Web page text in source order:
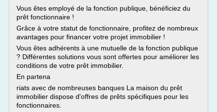
Vous êtes employé de la fonction publique, bénéficiez du
prêt fonctionnaire !
Grâce à votre statut de fonctionnaire, profitez de nombreux
avantages pour financer votre projet immobilier !
Vous êtes adhérents à une mutuelle de la fonction publique
? Différentes solutions vous sont offertes pour améliorer les
conditions de votre prêt immobilier.
En partena
riats avec de nombreuses banques La maison du prêt
immobilier dispose d'offres de prêts spécifiques pour les
fonctionnaires.